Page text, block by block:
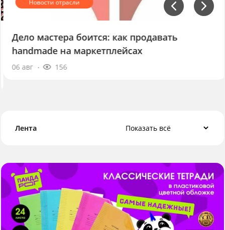
Дело мастера боится: как продавать
handmade на маркетплейсах
06 авг 156
Лента